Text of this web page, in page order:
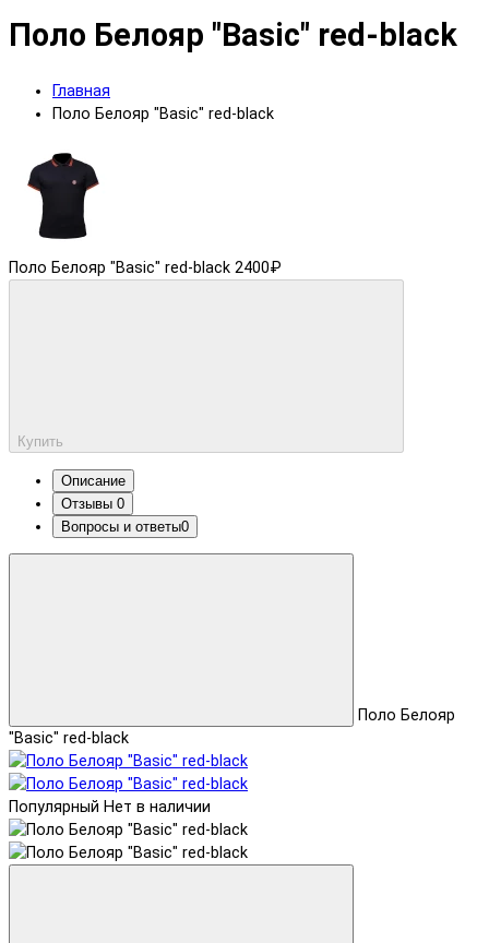
Поло Белояр "Basic" red-black
Главная
Поло Белояр "Basic" red-black
Поло Белояр "Basic" red-black 2400₽
Купить
Описание
Отзывы 0
Вопросы и ответы0
Поло Белояр
"Basic" red-black
Популярный Нет в наличии